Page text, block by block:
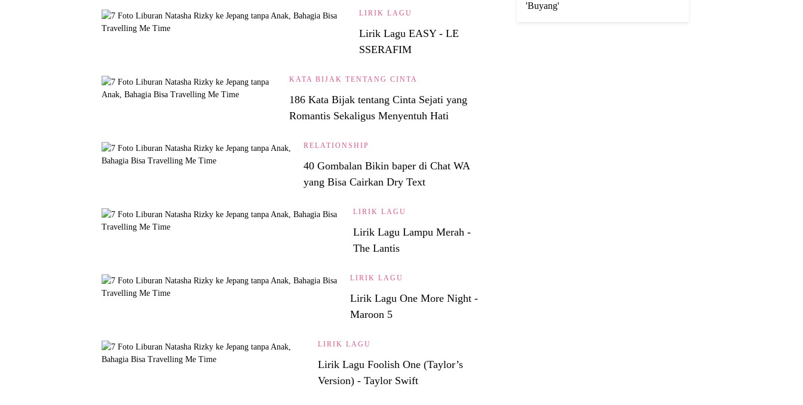
LIRIK LAGU
Lirik Lagu EASY - LE
SSERAFIM
KATA BIJAK TENTANG CINTA
186 Kata Bijak tentang Cinta Sejati yang
Romantis Sekaligus Menyentuh Hati
RELATIONSHIP
40 Gombalan Bikin baper di Chat WA
yang Bisa Cairkan Dry Text
LIRIK LAGU
Lirik Lagu Lampu Merah -
The Lantis
LIRIK LAGU
Lirik Lagu One More Night -
Maroon 5
LIRIK LAGU
Lirik Lagu Foolish One (Taylor’s
Version) - Taylor Swift
'Buyang'